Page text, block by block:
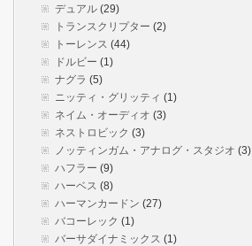
デュアル (29)
トランスクリプター (2)
トーレンス (44)
ドルビー (1)
ナグラ (5)
ニッティ・グリッティ (1)
ネイム・オーディオ (3)
ネストロビック (3)
ノッティンガム・アナログ・スタジオ (3)
ハフラー (9)
ハーベス (8)
ハーマンカードン (27)
バコーレック (1)
バーサダイナミックス (1)